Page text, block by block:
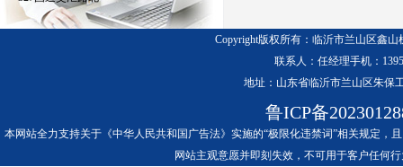
Copyright版权所有：临沂市兰山区鑫山
联系人：任经理手机：
地址：山东省临沂市兰山区朱保
鲁ICP备
本网站全力支持关于《中华人民共和国广告法》实施的“极限化违禁词”相关规定，
网站主观意愿并即刻失效，不可用于客户任何